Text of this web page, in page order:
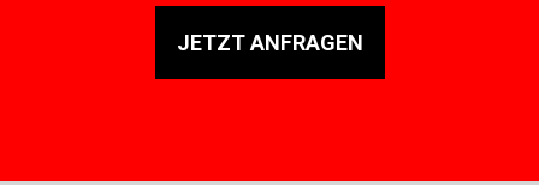
JETZT ANFRAGEN